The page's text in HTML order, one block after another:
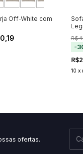
Off-White com
-
10 x
ofertas.